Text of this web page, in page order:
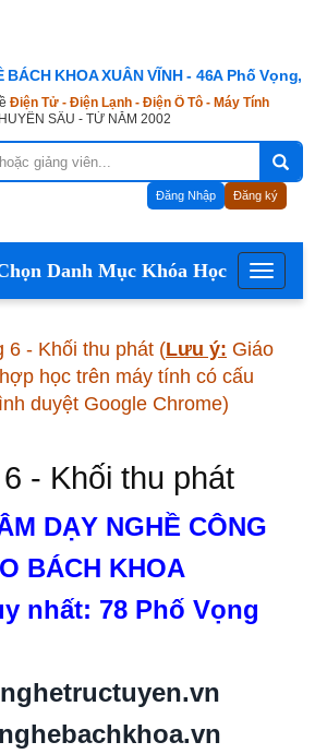
BÁCH KHOA XUÂN VĨNH - 46A Phố Vọng,
Điện Tử - Điện Lạnh - Điện Ô Tô - Máy Tính
SÂU - TỪ NĂM 2002
Đăng Nhập Đăng ký
Menu
Danh Mục Khóa Học
6 - Khối thu phát (Lưu ý: Giáo
học trên máy tính có cấu
duyệt Google Chrome)
- Khối thu phát
DẠY NGHỀ CÔNG
BÁCH KHOA
nhất: 78 Phố Vọng